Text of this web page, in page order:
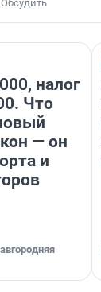
Обсудить
налог
Что
— он
и